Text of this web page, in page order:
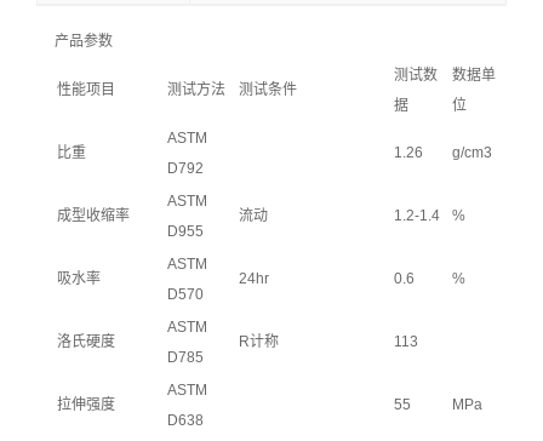
产品参数
性能项目 测试方法 测试条件
测试数
据
数据单
位
比重
ASTM
D792
1.26 g/cm3
成型收缩率
ASTM
D955
流动 1.2-1.4 %
吸水率
ASTM
D570
24hr 0.6 %
洛氏硬度
ASTM
D785
R计称 113
拉伸强度
ASTM
D638
55 MPa